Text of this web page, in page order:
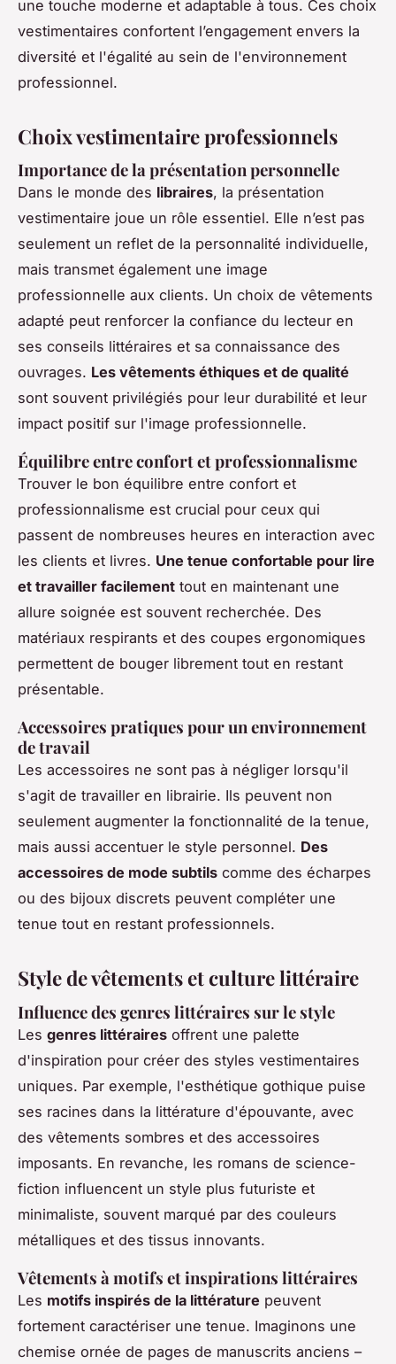
une touche moderne et adaptable à tous. Ces choix
vestimentaires confortent l’engagement envers la
diversité et l'égalité au sein de l'environnement
professionnel.
Choix vestimentaire professionnels
Importance de la présentation personnelle
Dans le monde des libraires, la présentation
vestimentaire joue un rôle essentiel. Elle n’est pas
seulement un reflet de la personnalité individuelle,
mais transmet également une image
professionnelle aux clients. Un choix de vêtements
adapté peut renforcer la confiance du lecteur en
ses conseils littéraires et sa connaissance des
ouvrages. Les vêtements éthiques et de qualité
sont souvent privilégiés pour leur durabilité et leur
impact positif sur l'image professionnelle.
Équilibre entre confort et professionnalisme
Trouver le bon équilibre entre confort et
professionnalisme est crucial pour ceux qui
passent de nombreuses heures en interaction avec
les clients et livres. Une tenue confortable pour lire
et travailler facilement tout en maintenant une
allure soignée est souvent recherchée. Des
matériaux respirants et des coupes ergonomiques
permettent de bouger librement tout en restant
présentable.
Accessoires pratiques pour un environnement
de travail
Les accessoires ne sont pas à négliger lorsqu'il
s'agit de travailler en librairie. Ils peuvent non
seulement augmenter la fonctionnalité de la tenue,
mais aussi accentuer le style personnel. Des
accessoires de mode subtils comme des écharpes
ou des bijoux discrets peuvent compléter une
tenue tout en restant professionnels.
Style de vêtements et culture littéraire
Influence des genres littéraires sur le style
Les genres littéraires offrent une palette
d'inspiration pour créer des styles vestimentaires
uniques. Par exemple, l'esthétique gothique puise
ses racines dans la littérature d'épouvante, avec
des vêtements sombres et des accessoires
imposants. En revanche, les romans de science-
fiction influencent un style plus futuriste et
minimaliste, souvent marqué par des couleurs
métalliques et des tissus innovants.
Vêtements à motifs et inspirations littéraires
Les motifs inspirés de la littérature peuvent
fortement caractériser une tenue. Imaginons une
chemise ornée de pages de manuscrits anciens –